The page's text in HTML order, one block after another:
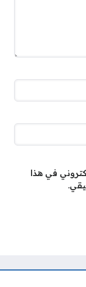
في هذا